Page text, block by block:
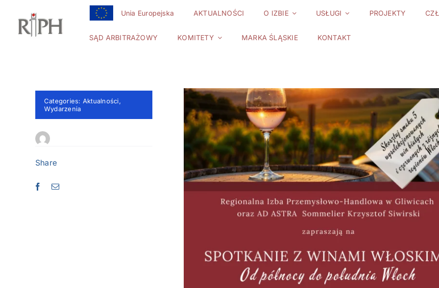
zawartości
Unia Europejska AKTUALNOŚCI O IZBIE USŁUGI PROJEKTY
SĄD ARBITRAŻOWY KOMITETY MARKA ŚLĄSKIE KONTAKT
Categories: Aktualności,
Wydarzenia
Share